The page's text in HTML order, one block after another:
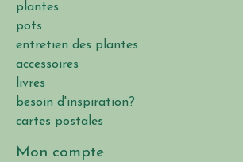
plantes
pots
entretien des plantes
accessoires
livres
besoin d'inspiration?
cartes postales
Mon compte